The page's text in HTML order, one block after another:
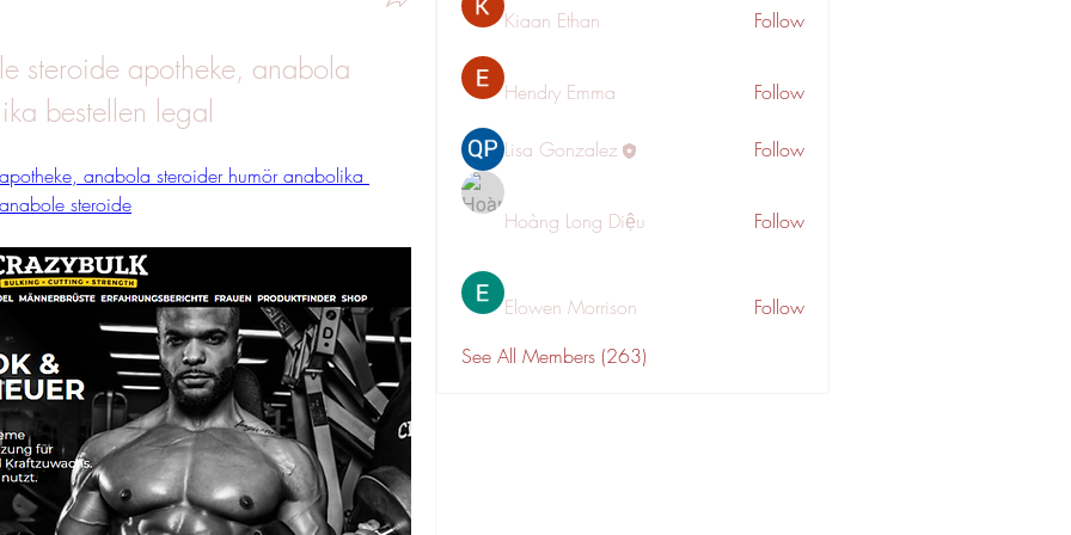
steroide apotheke, anabola
bestellen legal
anabola steroider humör anabolika
steroide
Kiaan Ethan Follow
Hendry Emma Follow
Lisa Gonzalez Follow
Hoàng Long Diệu Follow
Elowen Morrison
Follow
See All Members (263)